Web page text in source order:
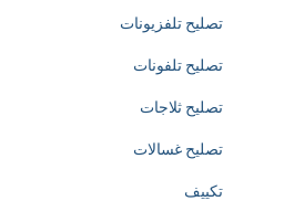
d
c
a
تصليح تلفزيونات
تصليح تلفونات
تصليح ثلاجات
تصليح غسالات
تكييف